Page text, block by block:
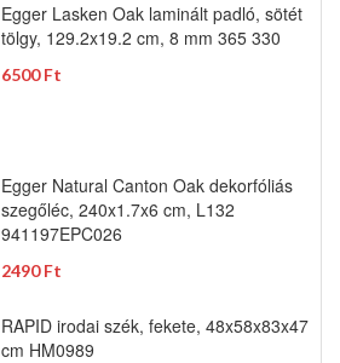
Egger Lasken Oak laminált padló, sötét
tölgy, 129.2x19.2 cm, 8 mm 365 330
6500 Ft
Egger Natural Canton Oak dekorfóliás
szegőléc, 240x1.7x6 cm, L132
941197EPC026
2490 Ft
RAPID irodai szék, fekete, 48x58x83x47
cm HM0989